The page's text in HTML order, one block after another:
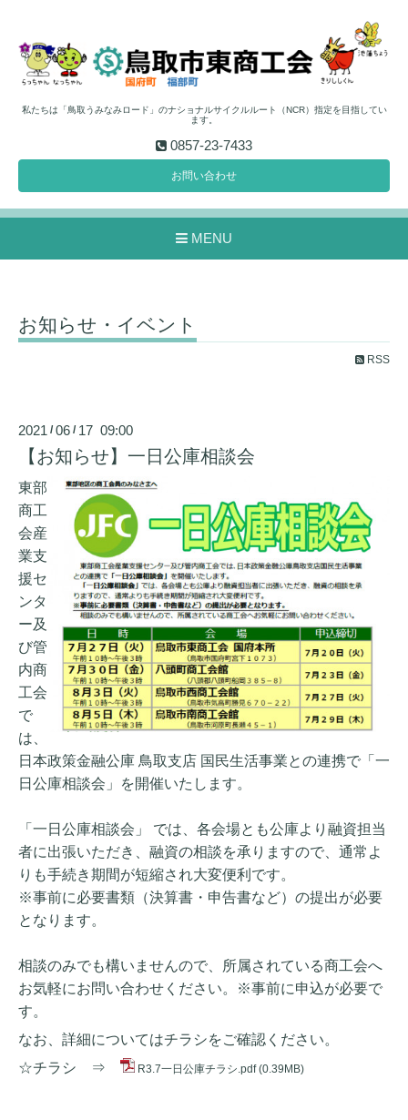
私たちは「鳥取うみなみロード」のナショナルサイクルルート（NCR）指定を目指してい
ます。
0857-23-7433
お問い合わせ
MENU
お知らせ・イベント
RSS
2021 /06 / 17 09:00
【お知らせ】一日公庫相談会
東部
商工
会産
業支
援セ
ンタ
ー及
び管
内商
工会
で
は、
日本政策金融公庫 鳥取支店 国民生活事業との連携で「一
日公庫相談会」を開催いたします。
「一日公庫相談会」 では、各会場とも公庫より融資担当
者に出張いただき、融資の相談を承りますので、通常よ
りも手続き期間が短縮され大変便利です。
※事前に必要書類（決算書・申告書など）の提出が必要
となります。
相談のみでも構いませんので、所属されている商工会へ
お気軽にお問い合わせください。※事前に申込が必要で
す。
なお、詳細についてはチラシをご確認ください。
☆チラシ ⇒
R3.7一日公庫チラシ.pdf (0.39MB)